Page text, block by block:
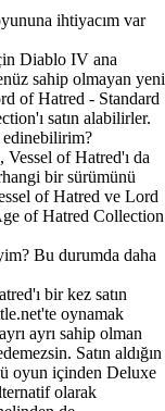
ihtiyacım var
Diablo IV ana
sahip olmayan yeni
of Hatred - Standard
satın alabilirler.
edinebilirim?
of Hatred'ı da
bir sürümünü
of Hatred ve Lord
of Hatred Collection
Bu durumda daha
bir kez satın
oynamak
ayrı sahip olman
Satın aldığın
oyun içinden Deluxe
olarak